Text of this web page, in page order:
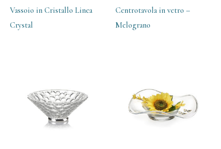
Vassoio in Cristallo Linea
Crystal
Centrotavola in vetro –
Melograno